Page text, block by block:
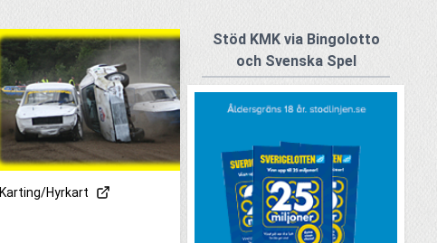
Karting/Hyrkart
Stöd KMK via Bingolotto
och Svenska Spel